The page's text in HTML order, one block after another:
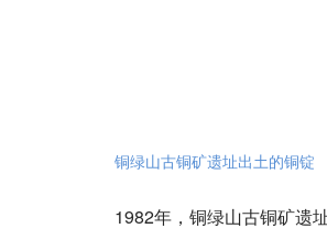
铜绿山古铜矿遗址出土的铜锭
1982年，铜绿山古铜矿遗